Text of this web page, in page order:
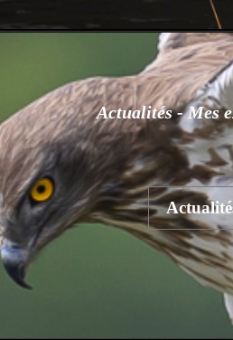
Actualités - Mes